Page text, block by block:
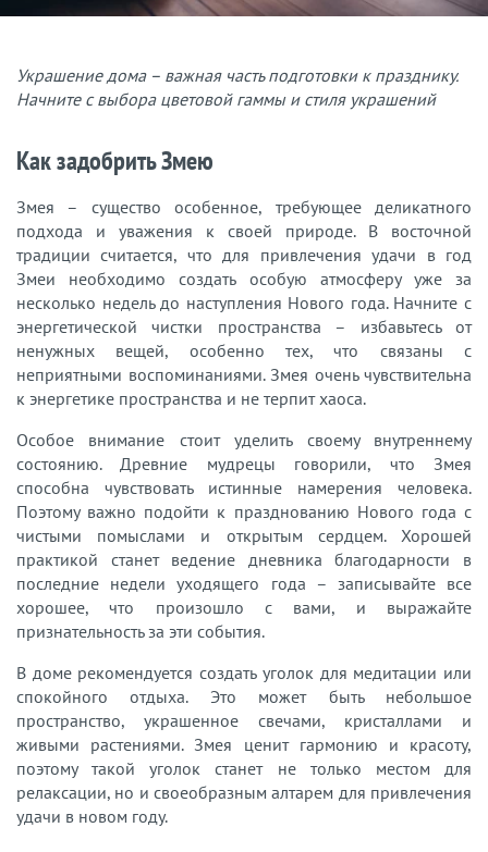
Украшение дома – важная часть подготовки к празднику.
Начните с выбора цветовой гаммы и стиля украшений
Как задобрить Змею
Змея – существо особенное, требующее деликатного
подхода и уважения к своей природе. В восточной
традиции считается, что для привлечения удачи в год
Змеи необходимо создать особую атмосферу уже за
несколько недель до наступления Нового года. Начните с
энергетической чистки пространства – избавьтесь от
ненужных вещей, особенно тех, что связаны с
неприятными воспоминаниями. Змея очень чувствительна
к энергетике пространства и не терпит хаоса.
Особое внимание стоит уделить своему внутреннему
состоянию. Древние мудрецы говорили, что Змея
способна чувствовать истинные намерения человека.
Поэтому важно подойти к празднованию Нового года с
чистыми помыслами и открытым сердцем. Хорошей
практикой станет ведение дневника благодарности в
последние недели уходящего года – записывайте все
хорошее, что произошло с вами, и выражайте
признательность за эти события.
В доме рекомендуется создать уголок для медитации или
спокойного отдыха. Это может быть небольшое
пространство, украшенное свечами, кристаллами и
живыми растениями. Змея ценит гармонию и красоту,
поэтому такой уголок станет не только местом для
релаксации, но и своеобразным алтарем для привлечения
удачи в новом году.